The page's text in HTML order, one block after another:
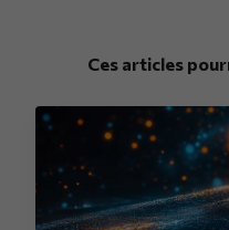
Ces articles